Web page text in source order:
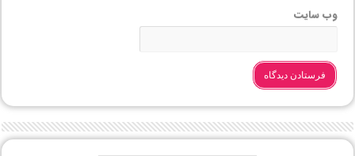
وب‌ سایت